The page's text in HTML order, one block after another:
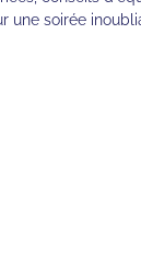
une soirée